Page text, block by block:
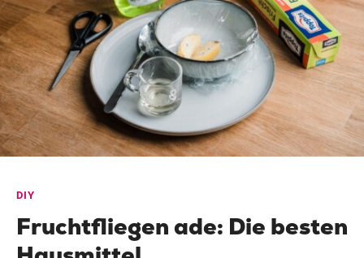
Mittwoch
MITTWOCH 09:30—19:00
Donnerstag
DONNERSTAG 09:30—20:00
Freitag
FREITAG 09:30
Samstag
SAMSTAG 09:30 —18:00
DIY
Fruchtfliegen ade: Die besten